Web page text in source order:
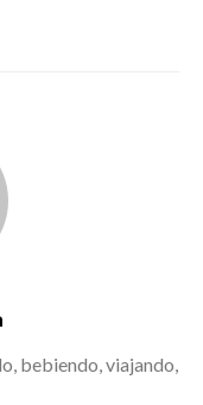
bebiendo, viajando,